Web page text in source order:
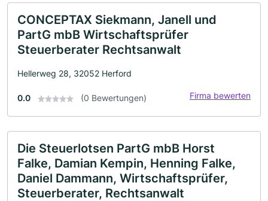
CONCEPTAX Siekmann, Janell und
PartG mbB Wirtschaftsprüfer
Steuerberater Rechtsanwalt
Hellerweg 28, 32052 Herford
0.0 (0 Bewertungen) Firma bewerten
Die Steuerlotsen PartG mbB Horst
Falke, Damian Kempin, Henning Falke,
Daniel Dammann, Wirtschaftsprüfer,
Steuerberater, Rechtsanwalt